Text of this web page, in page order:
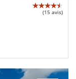
(15 avis)